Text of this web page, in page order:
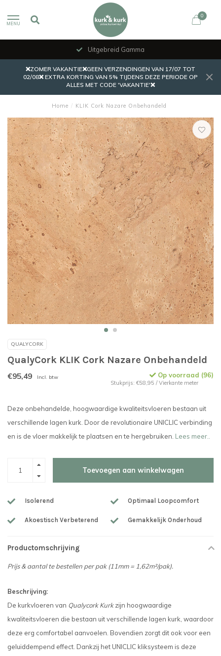
MENU
0
Uitgebreid Gamma
❌ZOMER VAKANTIE❌GEEN VERZENDINGEN VAN 17/07 TOT
02/08❌ EXTRA KORTING VAN 5% TIJDENS DEZE PERIODE OP
ALLES MET CODE 'VAKANTIE'❌
Home / KLIK Cork Nazare Onbehandeld
QUALYCORK
QualyCork KLIK Cork Nazare Onbehandeld
€95,49 Incl. btw Op voorraad (96)
Stukprijs: €58,95 / Vierkante meter
Deze onbehandelde, hoogwaardige kwaliteitsvloeren bestaan uit
verschillende lagen kurk. Door de revolutionaire UNICLIC verbinding
en is de vloer makkelijk te plaatsen en te hergebruiken. Lees meer..
Toevoegen aan winkelwagen
Isolerend Optimaal Loopcomfort
Akoestisch Verbeterend Gemakkelijk Onderhoud
Productomschrijving
Prijs & aantal te bestellen per pak (11mm = 1,62m²/pak).
Beschrijving:
De kurkvloeren van Qualycork Kurkzijn hoogwaardige
kwaliteitsvloeren die bestaan uit verschillende lagen kurk, waardoor
deze erg comfortabel aanvoelen. Bovendien zorgt dit ook voor een
geluiddempend effect. Dankzij het UNICLIC kliksysteem is deze